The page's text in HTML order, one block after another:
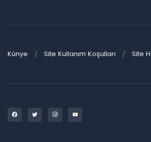
Künye Site Kullanım Koşulları Site